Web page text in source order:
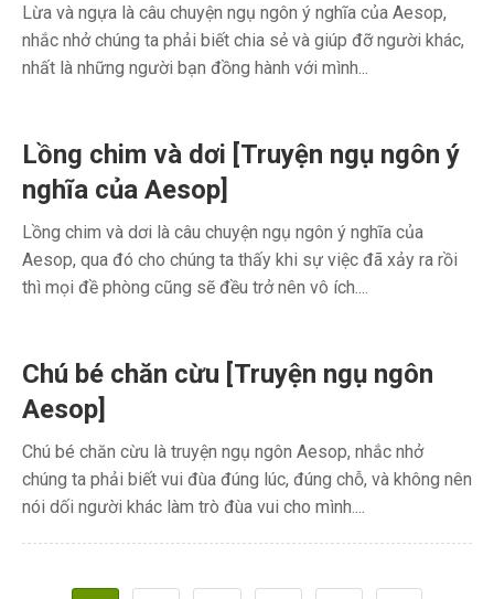
Lừa và ngựa là câu chuyện ngụ ngôn ý nghĩa của Aesop,
nhắc nhở chúng ta phải biết chia sẻ và giúp đỡ người khác,
nhất là những người bạn đồng hành với mình...
Lồng chim và dơi [Truyện ngụ ngôn ý
nghĩa của Aesop]
Lồng chim và dơi là câu chuyện ngụ ngôn ý nghĩa của
Aesop, qua đó cho chúng ta thấy khi sự việc đã xảy ra rồi
thì mọi đề phòng cũng sẽ đều trở nên vô ích....
Chú bé chăn cừu [Truyện ngụ ngôn
Aesop]
Chú bé chăn cừu là truyện ngụ ngôn Aesop, nhắc nhở
chúng ta phải biết vui đùa đúng lúc, đúng chỗ, và không nên
nói dối người khác làm trò đùa vui cho mình....